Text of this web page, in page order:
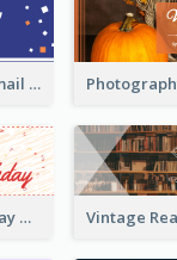
3-Colour Cancer Day Email Header
Cute Red Happy Birthday Hand-drawing Style Email Header